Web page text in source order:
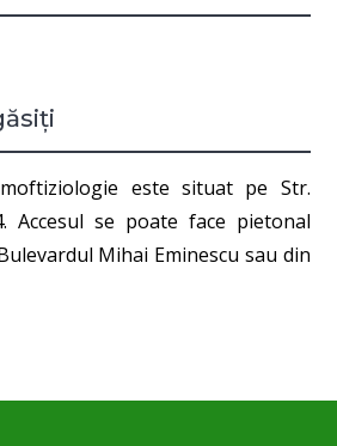
este situat pe Str.
Accesul se poate face pietonal
Mihai Eminescu sau din